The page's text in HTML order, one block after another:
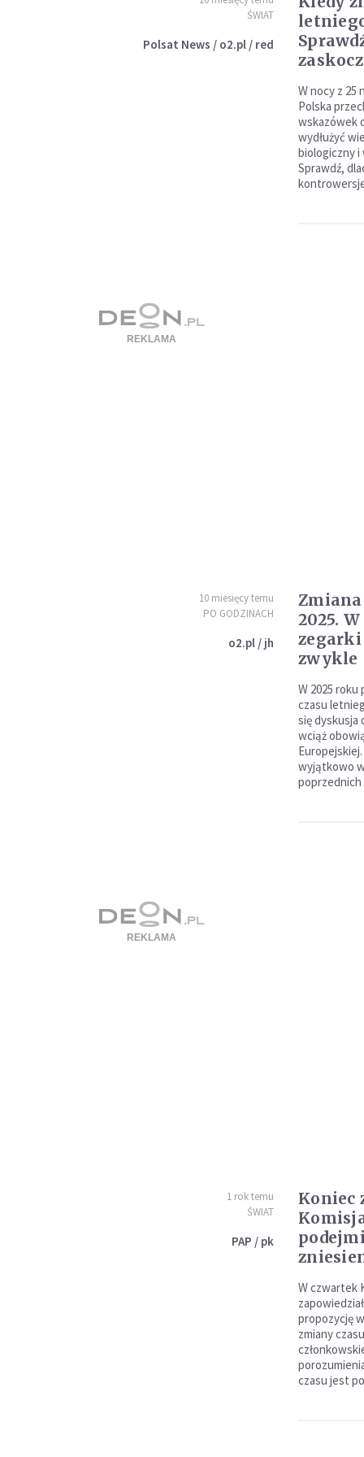
ŚWIAT
Polsat News / o2.pl / red
W nocy z 25
Polska
wskazówek
wydłużyć
biologiczny i
Sprawdź,
10 miesięcy temu
PO GODZINACH
o2.pl / jh
2025.
zwykle
W 2025 roku
czasu
się dyskusja
wciąż
wyjątkowo
poprzednich
1 rok temu
ŚWIAT
PAP / pk
Koniec
W czwartek
propozycję
zmiany
czasu jest